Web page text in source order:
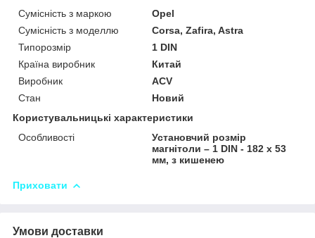
Сумісність з маркою
Opel
Сумісність з моделлю
Corsa, Zafira, Astra
Типорозмір
1 DIN
Країна виробник
Китай
Виробник
ACV
Стан
Новий
Користувальницькі характеристики
Особливості
Установчий розмір
магнітоли – 1 DIN - 182 x 53
мм, з кишенею
Приховати
Умови доставки